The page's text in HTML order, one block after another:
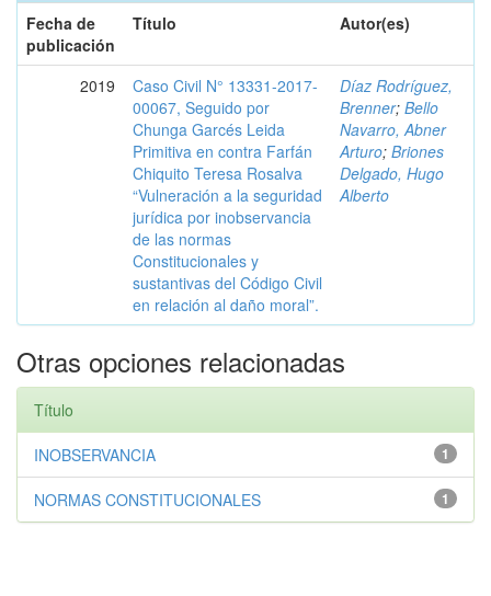
Fecha de
publicación
Título Autor(es)
2019
Caso Civil N° 13331-2017-
00067, Seguido por
Chunga Garcés Leida
Primitiva en contra Farfán
Chiquito Teresa Rosalva
“Vulneración a la seguridad
jurídica por inobservancia
de las normas
Constitucionales y
sustantivas del Código Civil
en relación al daño moral”.
Díaz Rodríguez,
Brenner; Bello
Navarro, Abner
Arturo; Briones
Delgado, Hugo
Alberto
Otras opciones relacionadas
Título
1
INOBSERVANCIA
1
NORMAS CONSTITUCIONALES